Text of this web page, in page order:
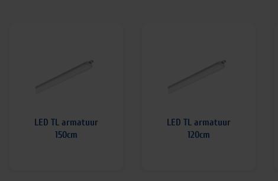
LED TL armatuur
150cm
LED TL armatuur
120cm